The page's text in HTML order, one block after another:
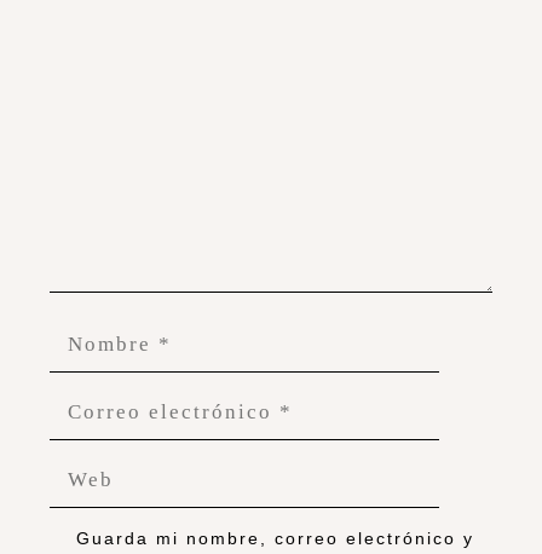
Guarda mi nombre, correo electrónico y